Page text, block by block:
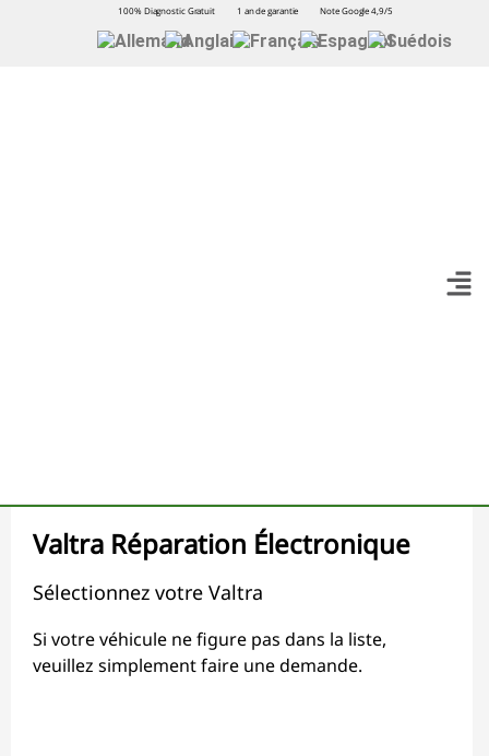
100% Diagnostic Gratuit 1 an de garantie Note Google 4,9/5
Valtra Réparation Électronique
Sélectionnez votre Valtra
Si votre véhicule ne figure pas dans la liste,
veuillez simplement faire une demande.